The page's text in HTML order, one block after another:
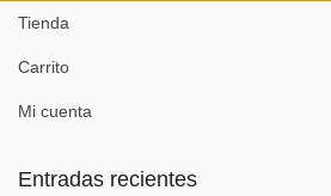
Tienda
Carrito
Mi cuenta
Entradas recientes